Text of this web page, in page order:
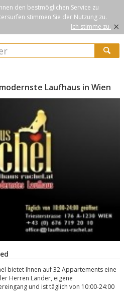
den bestmöglichen Service zu
stimmen Sie der Nutzung zu.
Ich stimme zu. ×
Laufhaus in Wien
bietet Ihnen auf 32 Appartements eine
Herren Länder, eigene
und ist täglich von 10:00-24:00